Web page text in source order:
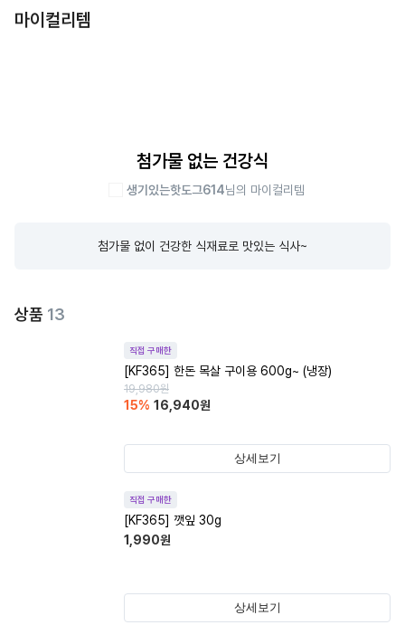
마이컬리템
첨가물 없는 건강식
생기있는핫도그614님의 마이컬리템
첨가물 없이 건강한 식재료로 맛있는 식사~
상품 13
직접 구매한
[KF365] 한돈 목살 구이용 600g~ (냉장)
19,980원
15% 16,940원
상세보기
직접 구매한
[KF365] 깻잎 30g
1,990원
상세보기